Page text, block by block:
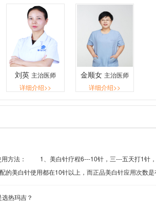
刘英 主治医师
详细介绍>>
金顺女 主治医师
详细介绍>>
法： 1、美白针疗程6---10针，三---五天打1针，
的美白针使用都在10针以上，而正品美白针应用次数是
热玛吉？